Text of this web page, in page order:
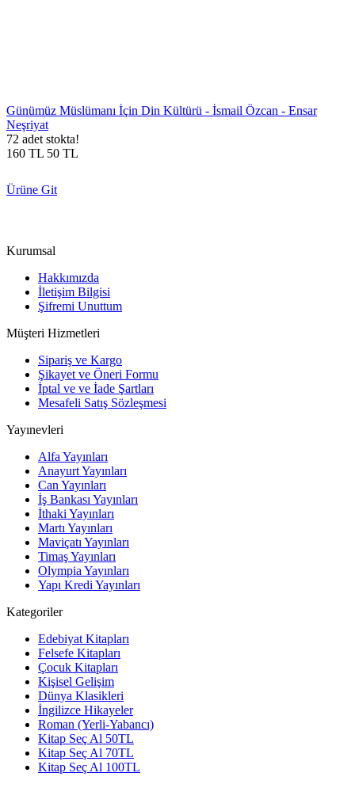
Günümüz Müslümanı İçin Din Kültürü - İsmail Özcan - Ensar
Neşriyat
72 adet stokta!
160 TL 50 TL
Ürüne Git
Kurumsal
Hakkımızda
İletişim Bilgisi
Şifremi Unuttum
Müşteri Hizmetleri
Sipariş ve Kargo
Şikayet ve Öneri Formu
İptal ve ve İade Şartları
Mesafeli Satış Sözleşmesi
Yayınevleri
Alfa Yayınları
Anayurt Yayınları
Can Yayınları
İş Bankası Yayınları
İthaki Yayınları
Martı Yayınları
Maviçatı Yayınları
Timaş Yayınları
Olympia Yayınları
Yapı Kredi Yayınları
Kategoriler
Edebiyat Kitapları
Felsefe Kitapları
Çocuk Kitapları
Kişisel Gelişim
Dünya Klasikleri
İngilizce Hikayeler
Roman (Yerli-Yabancı)
Kitap Seç Al 50TL
Kitap Seç Al 70TL
Kitap Seç Al 100TL